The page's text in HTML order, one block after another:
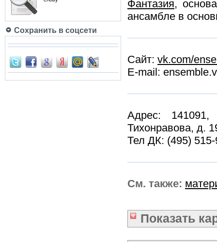
Сохранить в соцсети
Фантазия,
ансамбле в
Сайт: vk.com/
E-mail:
Адрес:
Тихонравова, д.
Тел ДК: (495)
См. также:
Показать